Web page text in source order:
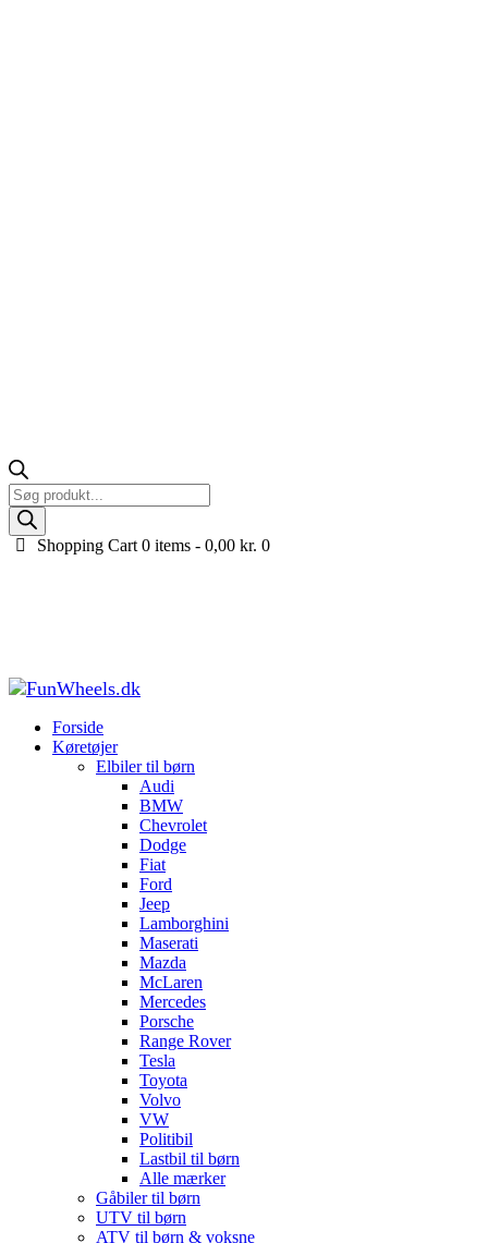
Products
search
Shopping Cart 0 items -0,00kr. 0
Forside
Køretøjer
Elbiler til børn
Audi
BMW
Chevrolet
Dodge
Fiat
Ford
Jeep
Lamborghini
Maserati
Mazda
McLaren
Mercedes
Porsche
Range Rover
Tesla
Toyota
Volvo
VW
Politibil
Lastbil til børn
Alle mærker
Gåbiler til børn
UTV til børn
ATV til børn & voksne